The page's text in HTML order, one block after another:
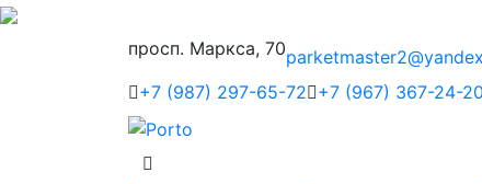
просп. Маркса, 70
+7 (987) 297-65-72 +7 (967) 367-24-20